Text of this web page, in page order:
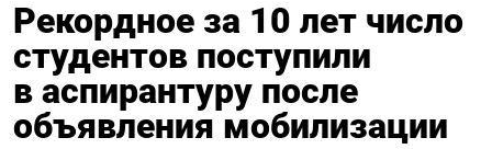
Рекордное за 10 лет число
студентов поступили
в аспирантуру после
объявления мобилизации